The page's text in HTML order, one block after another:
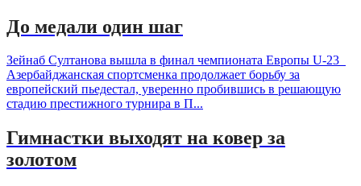
До медали один шаг
Зейнаб Султанова вышла в финал чемпионата Европы U-23
Азербайджанская спортсменка продолжает борьбу за
европейский пьедестал, уверенно пробившись в решающую
стадию престижного турнира в П...
Гимнастки выходят на ковер за
золотом